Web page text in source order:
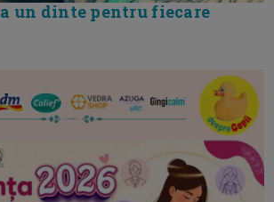
un dinte pentru fiecare